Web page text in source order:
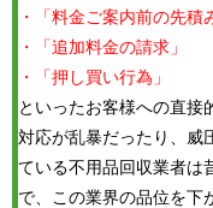
・「料金ご案内前の先積
・「追加料金の請求」
・「押し買い行為」
といったお客様への直接
対応が乱暴だったり、威
ている不用品回収業者は
で、この業界の品位を下